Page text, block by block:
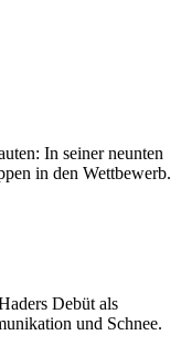
In seiner neunten
in den Wettbewerb.
Debüt als
und Schnee.